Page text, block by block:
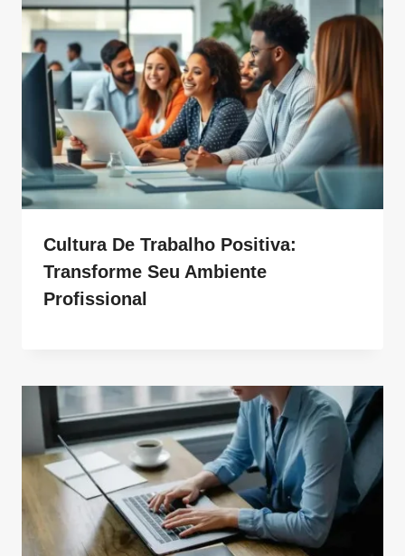
Cultura De Trabalho Positiva:
Transforme Seu Ambiente
Profissional